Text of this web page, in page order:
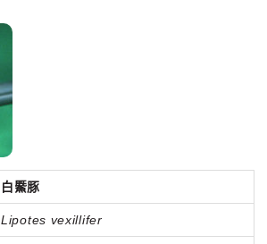
白鱀豚
Lipotes vexillifer